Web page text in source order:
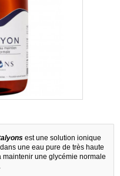
est une solution ionique
une eau pure de très haute
une glycémie normale